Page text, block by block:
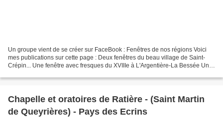
Un groupe vient de se créer sur FaceBook : Fenêtres de nos régions Voici
mes publications sur cette page : Deux fenêtres du beau village de Saint-
Crépin... Une fenêtre avec fresques du XVIIIe à L'Argentière-La Bessée Une
Chapelle et oratoires de Ratière - (Saint Martin
de Queyrières) - Pays des Ecrins